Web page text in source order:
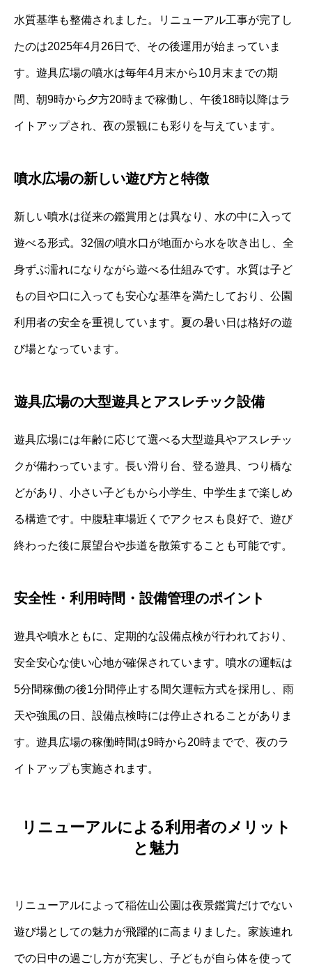
水質基準も整備されました。リニューアル工事が完了し
たのは2025年4月26日で、その後運用が始まっていま
す。遊具広場の噴水は毎年4月末から10月末までの期
間、朝9時から夕方20時まで稼働し、午後18時以降はラ
イトアップされ、夜の景観にも彩りを与えています。
噴水広場の新しい遊び方と特徴
新しい噴水は従来の鑑賞用とは異なり、水の中に入って
遊べる形式。32個の噴水口が地面から水を吹き出し、全
身ずぶ濡れになりながら遊べる仕組みです。水質は子ど
もの目や口に入っても安心な基準を満たしており、公園
利用者の安全を重視しています。夏の暑い日は格好の遊
び場となっています。
遊具広場の大型遊具とアスレチック設備
遊具広場には年齢に応じて選べる大型遊具やアスレチッ
クが備わっています。長い滑り台、登る遊具、つり橋な
どがあり、小さい子どもから小学生、中学生まで楽しめ
る構造です。中腹駐車場近くでアクセスも良好で、遊び
終わった後に展望台や歩道を散策することも可能です。
安全性・利用時間・設備管理のポイント
遊具や噴水ともに、定期的な設備点検が行われており、
安全安心な使い心地が確保されています。噴水の運転は
5分間稼働の後1分間停止する間欠運転方式を採用し、雨
天や強風の日、設備点検時には停止されることがありま
す。遊具広場の稼働時間は9時から20時までで、夜のラ
イトアップも実施されます。
リニューアルによる利用者のメリット
と魅力
リニューアルによって稲佐山公園は夜景鑑賞だけでない
遊び場としての魅力が飛躍的に高まりました。家族連れ
での日中の過ごし方が充実し、子どもが自ら体を使って